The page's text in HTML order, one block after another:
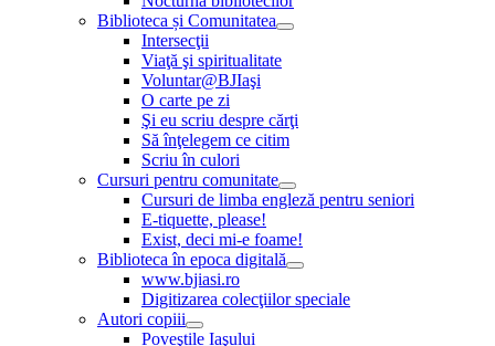
Biblioteca și Comunitatea
Intersecţii
Viaţă şi spiritualitate
Voluntar@BJIaşi
O carte pe zi
Şi eu scriu despre cărţi
Să înţelegem ce citim
Scriu în culori
Cursuri pentru comunitate
Cursuri de limba engleză pentru seniori
E-tiquette, please!
Exist, deci mi-e foame!
Biblioteca în epoca digitală
www.bjiasi.ro
Digitizarea colecţiilor speciale
Autori copiii
Poveştile Iaşului